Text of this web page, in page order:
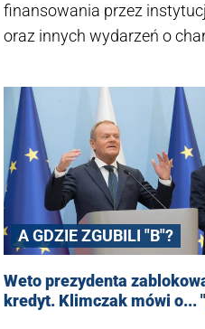
finansowania przez
oraz innych wydarzeń o
jako misja publiczna" -
informacja o tym, iż
ministerstwa obrony
A GDZIE ZGUBILI "B"?
Weto prezydenta
kredyt. Klimczak mówi o...